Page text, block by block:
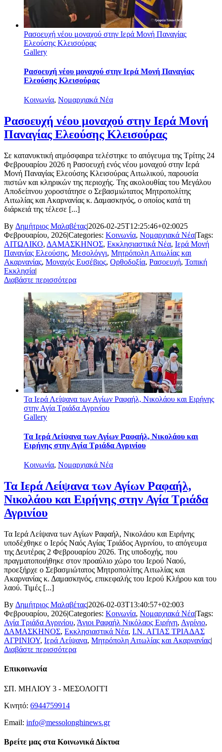
Ρασοευχή νέου μοναχού στην Ιερά Μονή Παναγίας
Ελεούσης Κλεισούρας
Gallery
Ρασοευχή νέου μοναχού στην Ιερά Μονή Παναγίας
Ελεούσης Κλεισούρας
Κοινωνία, Νομαρχιακά Νέα
Ρασοευχή νέου μοναχού στην Ιερά Μονή
Παναγίας Ελεούσης Κλεισούρας
Σε κατανυκτική ατμόσφαιρα τελέστηκε το απόγευμα της Τρίτης 24
Φεβρουαρίου 2026 η Ρασοευχή ενός νέου μοναχού στην Ιερά
Μονή Παναγίας Ελεούσης Κλεισούρας Αιτωλικού, παρουσία
πιστών και κληρικών της περιοχής. Της ακολουθίας του Μεγάλου
Αποδείπνου χοροστάτησε ο Σεβασμιώτατος Μητροπολίτης
Αιτωλίας και Ακαρνανίας κ. Δαμασκηνός, ο οποίος κατά τη
διάρκειά της τέλεσε [...]
By Δημήτριος Μαλαβέτας|2026-02-25T12:25:46+02:0025
Φεβρουαρίου, 2026|Categories: Κοινωνία, Νομαρχιακά Νέα|Tags:
ΑΙΤΩΛΙΚΟ, ΔΑΜΑΣΚΗΝΟΣ, Εκκλησιαστικά Νέα, Ιερά Μονή
Παναγίας Ελεούσης, Μεσολόγγι, Μητρόπολη Αιτωλίας και
Ακαρνανίας, Μοναχός Ευσέβιος, Ορθοδοξία, Ρασοευχή, Τοπική
Εκκλησία|
Διαβάστε περισσότερα
Τα Ιερά Λείψανα των Αγίων Ραφαήλ, Νικολάου και Ειρήνης
στην Αγία Τριάδα Αγρινίου
Gallery
Τα Ιερά Λείψανα των Αγίων Ραφαήλ, Νικολάου και
Ειρήνης στην Αγία Τριάδα Αγρινίου
Κοινωνία, Νομαρχιακά Νέα
Τα Ιερά Λείψανα των Αγίων Ραφαήλ,
Νικολάου και Ειρήνης στην Αγία Τριάδα
Αγρινίου
Τα Ιερά Λείψανα των Αγίων Ραφαήλ, Νικολάου και Ειρήνης
υποδέχθηκε ο Ιερός Ναός Αγίας Τριάδος Αγρινίου, το απόγευμα
της Δευτέρας 2 Φεβρουαρίου 2026. Της υποδοχής, που
πραγματοποιήθηκε στον προαύλιο χώρο του Ιερού Ναού,
προεξήρχε ο Σεβασμιώτατος Μητροπολίτης Αιτωλίας και
Ακαρνανίας κ. Δαμασκηνός, επικεφαλής του Ιερού Κλήρου και του
λαού. Τιμές [...]
By Δημήτριος Μαλαβέτας|2026-02-03T13:40:57+02:003
Φεβρουαρίου, 2026|Categories: Κοινωνία, Νομαρχιακά Νέα|Tags:
Αγία Τριάδα Αγρινίου, Άγιοι Ραφαήλ Νικόλαος Ειρήνη, Αγρίνιο,
ΔΑΜΑΣΚΗΝΟΣ, Εκκλησιαστικά Νέα, Ι.Ν. ΑΓΙΑΣ ΤΡΙΑΔΑΣ
ΑΓΡΙΝΙΟΥ, Ιερά Λείψανα, Μητρόπολη Αιτωλίας και Ακαρνανίας|
Διαβάστε περισσότερα
Επικοινωνία
ΣΠ. ΜΗΛΙΟΥ 3 - ΜΕΣΟΛΟΓΓΙ
Κινητό: 6944759914
Email: info@messolonghinews.gr
Βρείτε μας στα Κοινωνικά Δίκτυα